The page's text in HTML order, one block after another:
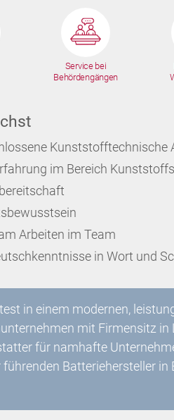
Service bei
Behördengängen
Kunststofftechnische
im Bereich
Arbeiten im Team
in Wort und
in einem modernen,
mit Firmensitz in
für namhafte
führenden Batteriehersteller in